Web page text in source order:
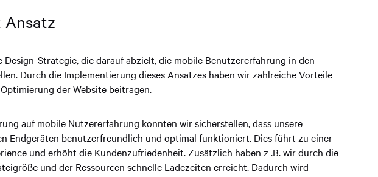
Ansatz
Design-Strategie, die darauf abzielt, die mobile Benutzererfahrung in den
Durch die Implementierung dieses Ansatzes haben wir zahlreiche Vorteile
der Website beitragen.
auf mobile Nutzererfahrung konnten wir sicherstellen, dass unsere
Endgeräten benutzerfreundlich und optimal funktioniert. Dies führt zu einer
und erhöht die Kundenzufriedenheit. Zusätzlich haben z .B. wir durch die
und der Ressourcen schnelle Ladezeiten erreicht. Dadurch wird